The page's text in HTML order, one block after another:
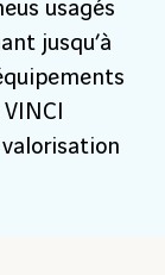
usagés
jusqu’à